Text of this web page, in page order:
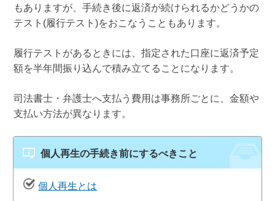
もありますが、手続き後に返済が続けられるかどうかの
テスト(履行テスト)をおこなうこともあります。
履行テストがあるときには、指定された口座に返済予定
額を半年間振り込んで積み立てることになります。
司法書士・弁護士へ支払う費用は事務所ごとに、金額や
支払い方法が異なります。
個人再生の手続き前にするべきこと
個人再生とは